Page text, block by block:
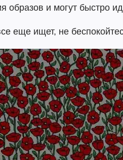
образов и могут быстро
еще ищет, не